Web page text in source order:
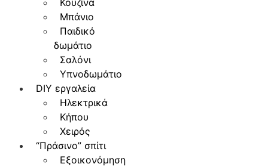
Κουζίνα
Μπάνιο
Παιδικό
δωμάτιο
Σαλόνι
Υπνοδωμάτιο
DIY εργαλεία
Ηλεκτρικά
Κήπου
Χειρός
“Πράσινο” σπίτι
Εξοικονόμηση